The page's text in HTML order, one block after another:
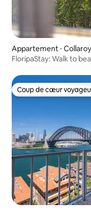
Appartement ⋅ Collaroy
FloripaStay: Walk to
Coup de cœur
Coup de cœur